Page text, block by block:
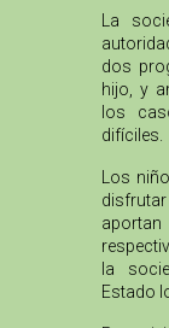
La
dos
hijo, y
los
difíciles.
Los
disfrutar
la
Estado